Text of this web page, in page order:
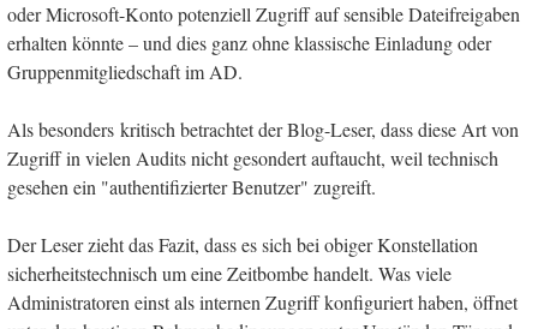
oder Microsoft-Konto potenziell Zugriff auf sensible Dateifreigaben
erhalten könnte – und dies ganz ohne klassische Einladung oder
Gruppenmitgliedschaft im AD.
Als besonders kritisch betrachtet der Blog-Leser, dass diese Art von
Zugriff in vielen Audits nicht gesondert auftaucht, weil technisch
gesehen ein "authentifizierter Benutzer" zugreift.
Der Leser zieht das Fazit, dass es sich bei obiger Konstellation
sicherheitstechnisch um eine Zeitbombe handelt. Was viele
Administratoren einst als internen Zugriff konfiguriert haben, öffnet